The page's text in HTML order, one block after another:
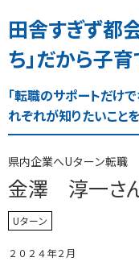
田舎すぎず都
ち」だから子
「転職のサポートだけ
れぞれが知りたいこと
県内企業へUターン転職
金澤 淳一さ
Uターン
２０２４年２月